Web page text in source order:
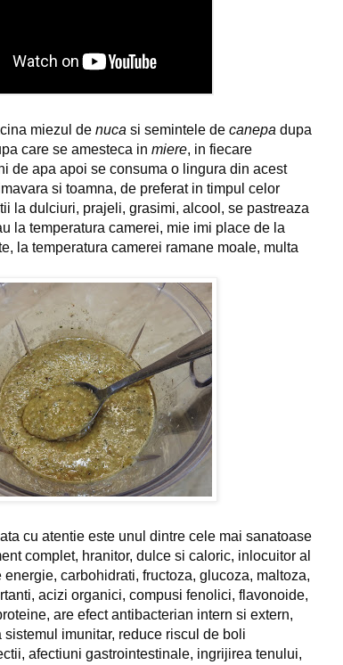
miezul de nuca si semintele de canepa dupa
care se amesteca in miere, in fiecare
de apa apoi se consuma o lingura din acest
si toamna, de preferat in timpul celor
la dulciuri, prajeli, grasimi, alcool, se pastreaza
la temperatura camerei, mie imi place de la
la temperatura camerei ramane moale, multa
cu atentie este unul dintre cele mai sanatoase
complet, hranitor, dulce si caloric, inlocuitor al
carbohidrati, fructoza, glucoza, maltoza,
acizi organici, compusi fenolici, flavonoide,
are efect antibacterian intern si extern,
imunitar, reduce riscul de boli
afectiuni gastrointestinale, ingrijirea tenului,